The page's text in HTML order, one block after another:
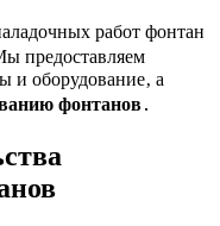
работ фонтан
предоставляем
и оборудование‚ а
фонтанов․